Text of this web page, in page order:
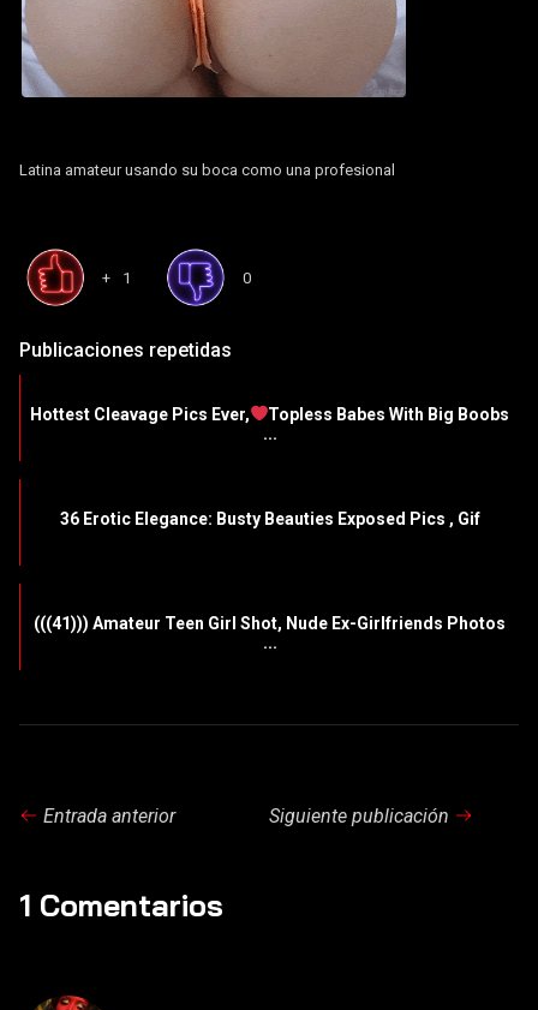
Latina amateur usando su boca como una profesional
+1 0
Publicaciones repetidas
Hottest Cleavage Pics Ever,
Topless Babes With Big Boobs
...
36 Erotic Elegance: Busty Beauties Exposed Pics , Gif
(((41))) Amateur Teen Girl Shot, Nude Ex-Girlfriends Photos
...
Entrada anterior Siguiente publicación
1 Comentarios